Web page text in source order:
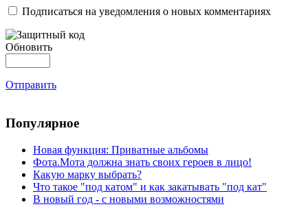
Подписаться на уведомления о новых комментариях
Обновить
Отправить
Популярное
Новая функция: Приватные альбомы
Фота.Мота должна знать своих героев в лицо!
Какую марку выбрать?
Что такое "под катом" и как закатывать "под кат"
В новый год - с новыми возможностями